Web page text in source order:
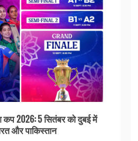
कप 2026: 5 सितंबर को दुबई में
और पाकिस्तान